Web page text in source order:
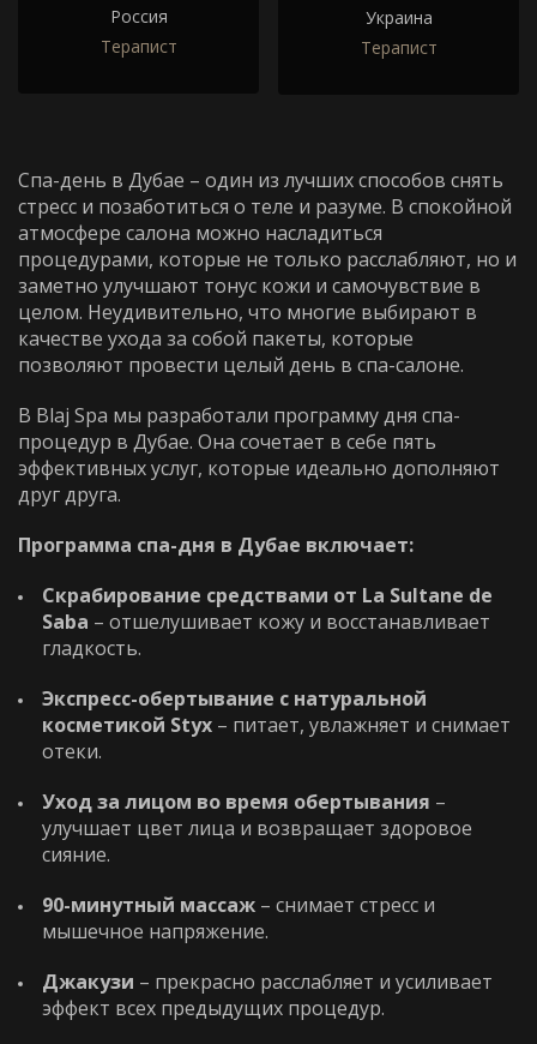
Россия
Терапист
Украина
Терапист
Спа-день в Дубае – один из лучших способов снять
стресс и позаботиться о теле и разуме. В спокойной
атмосфере салона можно насладиться
процедурами, которые не только расслабляют, но и
заметно улучшают тонус кожи и самочувствие в
целом. Неудивительно, что многие выбирают в
качестве ухода за собой пакеты, которые
позволяют провести целый день в спа-салоне.
В Blaj Spa мы разработали программудня спа-
процедур в Дубае. Она сочетает в себе пять
эффективных услуг, которые идеально дополняют
друг друга.
Программа спа-дня в Дубае включает:
Скрабирование средствами от La Sultane de
Saba – отшелушивает кожу и восстанавливает
гладкость.
Экспресс-обертывание с натуральной
косметикой Styx – питает, увлажняет и снимает
отеки.
Уход за лицом во время обертывания –
улучшает цвет лица и возвращает здоровое
сияние.
90-минутный массаж – снимает стресс и
мышечное напряжение.
Джакузи – прекрасно расслабляет и усиливает
эффект всех предыдущих процедур.
Я принимаю Политику конфиденциальности
ЗАБРОНИРОВАТЬ
Выберите процедуру
ЗАБРОНИРОВАТЬ
WhatsApp Telephone